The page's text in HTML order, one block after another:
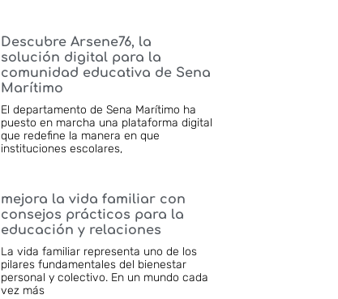
Descubre Arsene76, la
solución digital para la
comunidad educativa de Sena
Marítimo
El departamento de Sena Marítimo ha
puesto en marcha una plataforma digital
que redefine la manera en que
instituciones escolares,
mejora la vida familiar con
consejos prácticos para la
educación y relaciones
La vida familiar representa uno de los
pilares fundamentales del bienestar
personal y colectivo. En un mundo cada
vez más